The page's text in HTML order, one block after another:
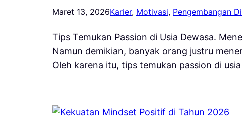
Maret 13, 2026Karier, Motivasi, Pengembangan
Tips Temukan Passion di Usia Dewasa.
Namun demikian, banyak orang justru
Oleh karena itu, tips temukan passion di